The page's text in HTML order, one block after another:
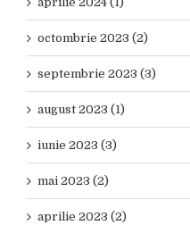
octombrie 2023 (2)
septembrie 2023 (3)
august 2023 (1)
iunie 2023 (3)
mai 2023 (2)
aprilie 2023 (2)